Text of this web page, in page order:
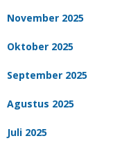
November 2025
Oktober 2025
September 2025
Agustus 2025
Juli 2025